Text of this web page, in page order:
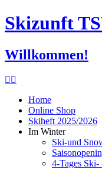
Skizunft
Willkommen!
Home
Online Shop
Skiheft 2025/2026
Im Winter
Ski-und
4-Tages